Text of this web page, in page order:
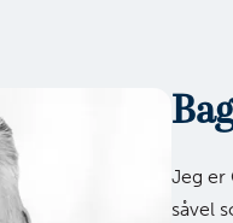
Jeg er
såvel